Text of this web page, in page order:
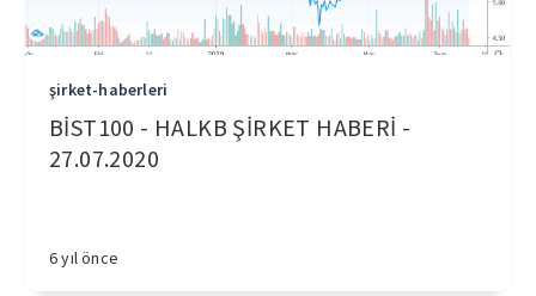
şirket-haberleri
BİST100 - HALKB ŞİRKET HABERİ -
27.07.2020
6 yıl önce